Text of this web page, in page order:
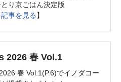
り京ごはん決定版
記事を見る 】
2026 春 Vol.1
春 Vol.1(P.6)でイノダコー